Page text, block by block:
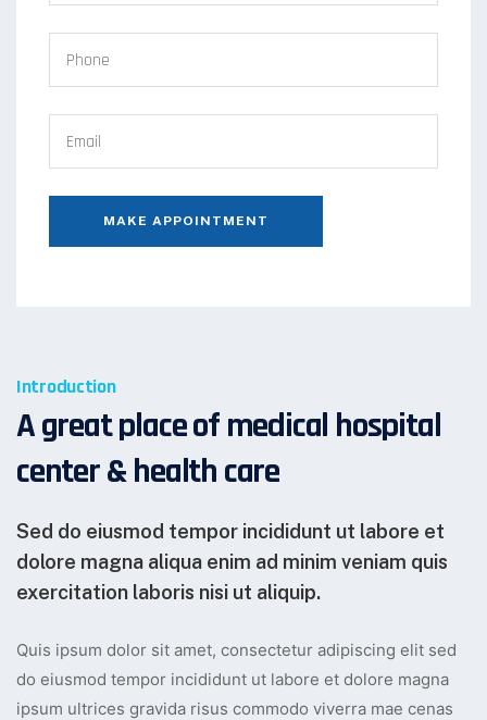
Introduction
A great place of medical hospital
center & health care
Sed do eiusmod tempor incididunt ut labore et
dolore magna aliqua enim ad minim veniam quis
exercitation laboris nisi ut aliquip.
Quis ipsum dolor sit amet, consectetur adipiscing elit sed
do eiusmod tempor incididunt ut labore et dolore magna
ipsum ultrices gravida risus commodo viverra mae cenas